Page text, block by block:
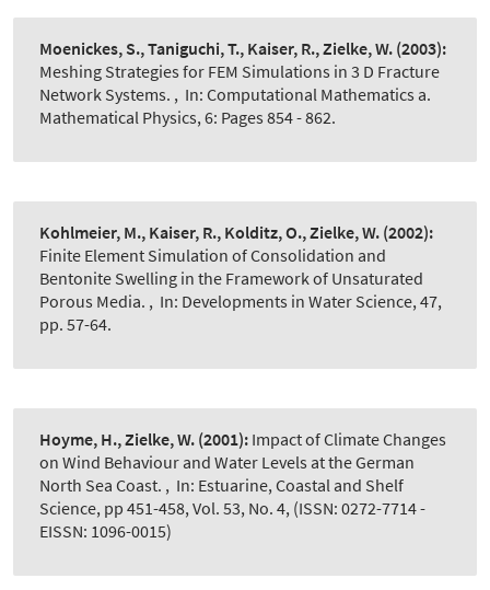
Moenickes, S., Taniguchi, T., Kaiser, R., Zielke, W. (2003):
Meshing Strategies for FEM Simulations in 3 D Fracture
Network Systems. , In: Computational Mathematics a.
Mathematical Physics, 6: Pages 854 - 862.
Kohlmeier, M., Kaiser, R., Kolditz, O., Zielke, W. (2002):
Finite Element Simulation of Consolidation and
Bentonite Swelling in the Framework of Unsaturated
Porous Media. , In: Developments in Water Science, 47,
pp. 57-64.
Hoyme, H., Zielke, W. (2001): Impact of Climate Changes
on Wind Behaviour and Water Levels at the German
North Sea Coast. , In: Estuarine, Coastal and Shelf
Science, pp 451-458, Vol. 53, No. 4, (ISSN: 0272-7714 -
EISSN: 1096-0015)